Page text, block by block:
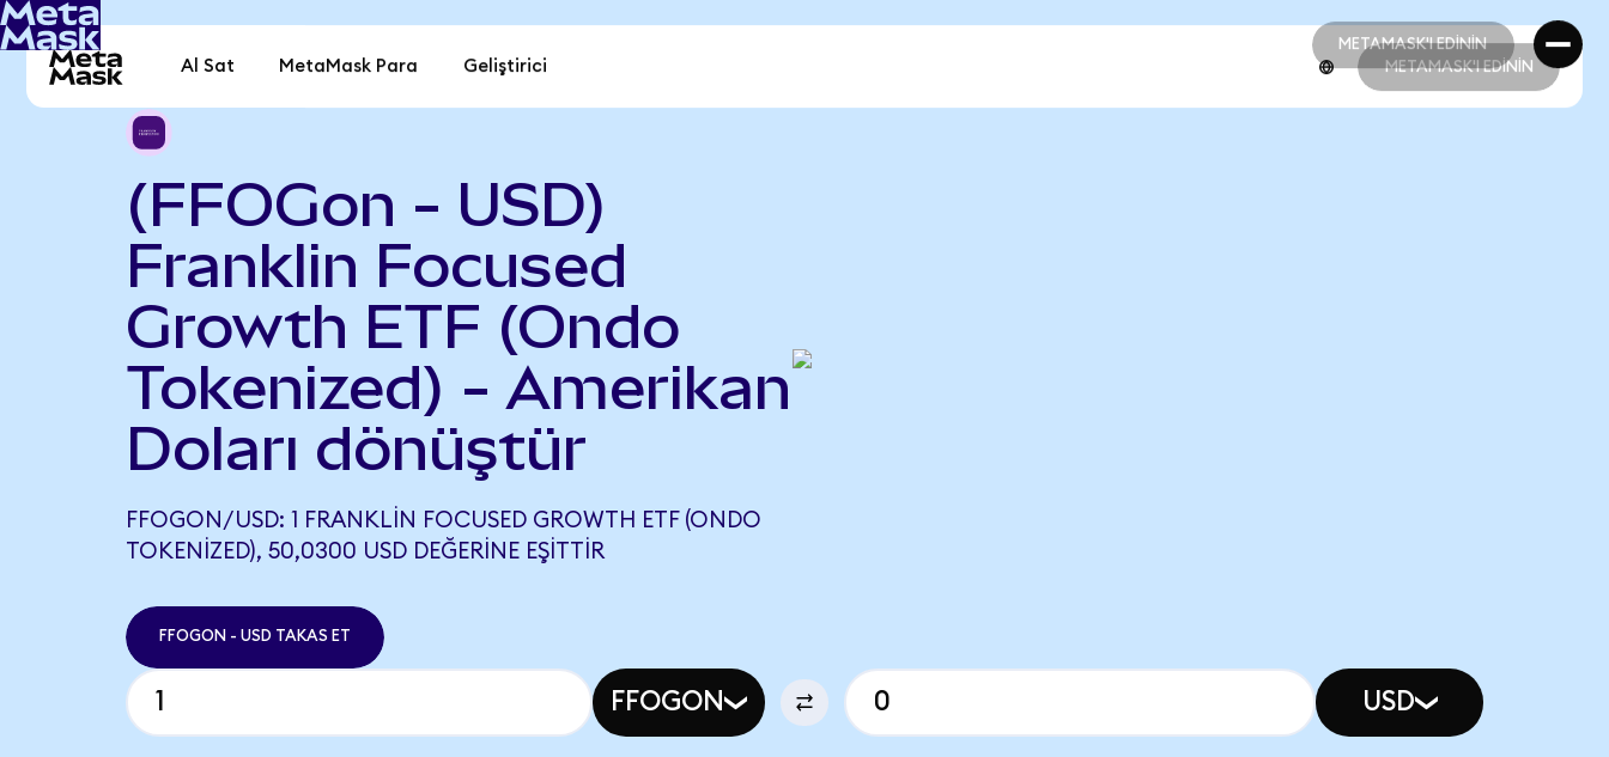
METAMASK'I EDİNİN
METAMASK'I EDİNİN
Al Sat MetaMask Para Geliştirici METAMASK'I EDİNİN
(FFOGon - USD)
Franklin Focused
Growth ETF (Ondo
Tokenized) - Amerikan
Doları dönüştür
FFOGON/USD: 1 FRANKLIN FOCUSED GROWTH ETF (ONDO
TOKENIZED), 50,0300 USD DEĞERINE EŞITTIR
FFOGON - USD TAKAS ET
FFOGON USD